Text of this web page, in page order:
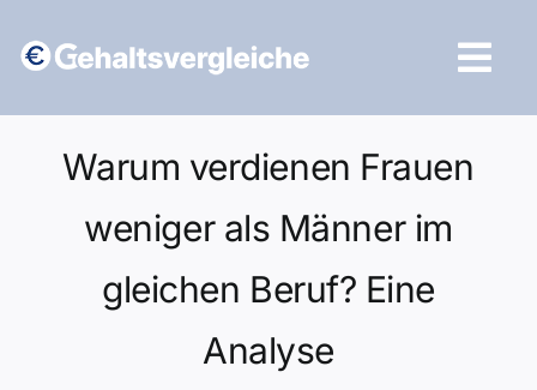
Inhalt
Warum verdienen Frauen
weniger als Männer im
gleichen Beruf? Eine
Analyse